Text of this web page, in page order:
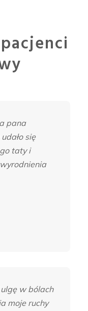
pana
się
taty i
w bólach
moje ruchy